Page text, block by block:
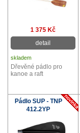
1 375 Kč
detail
skladem
Dřevěné pádlo pro
kanoe a raft
Pádlo SUP - TNP
412.2YP